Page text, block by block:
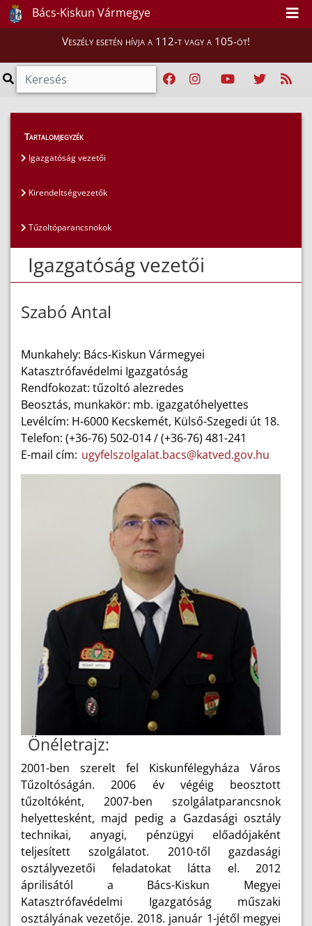
Bács-Kiskun Vármegye
Veszély esetén hívja a 112-t vagy a 105-öt!
Magunkról
Igazgatóság vezetői
Tartalomjegyzék
Igazgatóság vezetői
Kirendeltségvezetők
Tűzoltóparancsnokok
Igazgatóság vezetői
Szabó Antal
Munkahely: Bács-Kiskun Vármegyei
Katasztrófavédelmi Igazgatóság
Rendfokozat: tűzoltó alezredes
Beosztás, munkakör: mb. igazgatóhelyettes
Levélcím: H-6000 Kecskemét, Külső-Szegedi út 18.
Telefon: (+36-76) 502-014 / (+36-76) 481-241
E-mail cím: ugyfelszolgalat.bacs@katved.gov.hu
Önéletrajz:
2001-ben szerelt fel Kiskunfélegyháza Város
Tűzoltóságán. 2006 év végéig beosztott
tűzoltóként, 2007-ben szolgálatparancsnok
helyettesként, majd pedig a Gazdasági osztály
technikai, anyagi, pénzügyi előadójaként
teljesített szolgálatot. 2010-től gazdasági
osztályvezetői feladatokat látta el. 2012
áprilisától a Bács-Kiskun Megyei
Katasztrófavédelmi Igazgatóság műszaki
osztályának vezetője. 2018. január 1-jétől megyei